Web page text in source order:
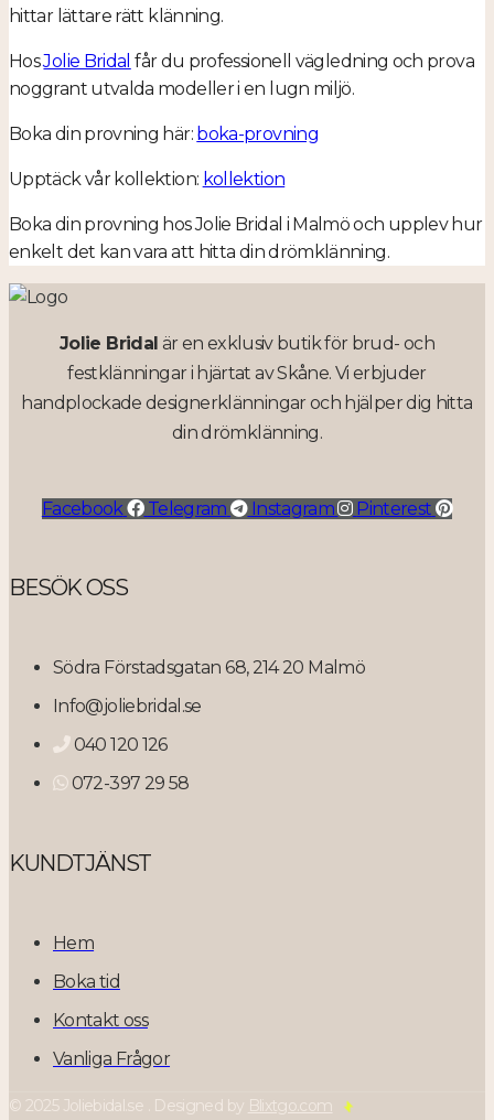
hittar lättare rätt klänning.
HosJolie Bridal får du professionell vägledning och prova
noggrant utvalda modeller i en lugn miljö.
Boka din provning här: boka-provning
Upptäck vår kollektion: kollektion
Boka din provning hos Jolie Bridal i Malmö och upplev hur
enkelt det kan vara att hitta din drömklänning.
Jolie Bridal är en exklusiv butik för brud- och
festklänningar i hjärtat av Skåne. Vi erbjuder
handplockade designerklänningar och hjälper dig hitta
din drömklänning.
Facebook Telegram Instagram Pinterest
BESÖK OSS
Södra Förstadsgatan 68, 214 20 Malmö
Info@joliebridal.se
040 120 126
072-397 29 58
KUNDTJÄNST
Hem
Boka tid
Kontakt oss
Vanliga Frågor
© 2025 Joliebidal.se . Designed by Blixtgo.com